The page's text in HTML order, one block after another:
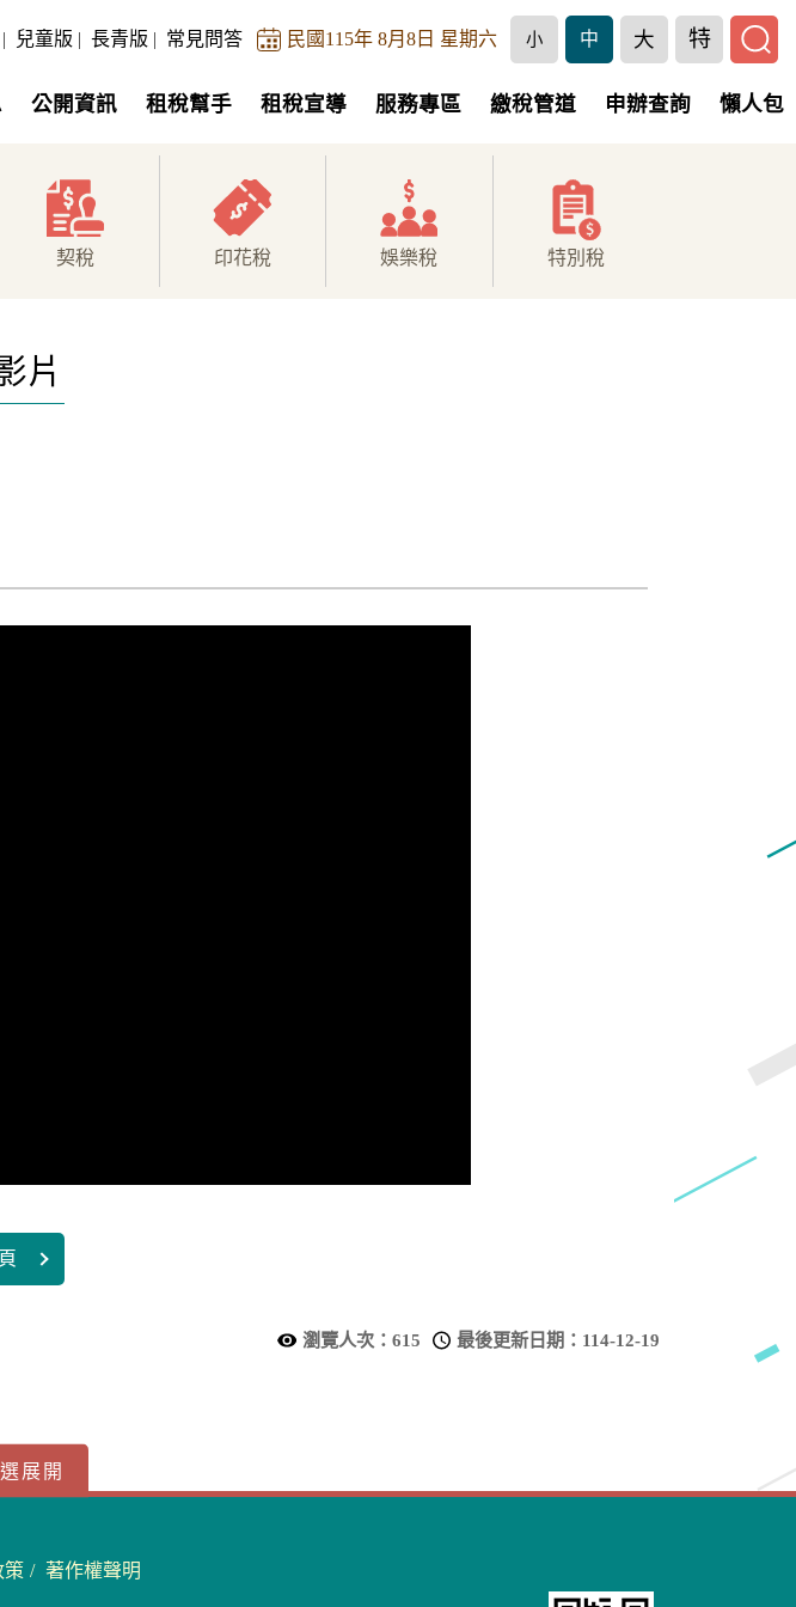
| 兒童版 | 長青版 | 常見問答 民國115年 8月8日 星期六 小 中 大 特
公開資訊 租稅幫手 租稅宣導 服務專區 繳稅管道 申辦查詢 懶人包
契稅 印花稅 娛樂稅 特別稅
片
瀏覽人次： 615 最後更新日期： 114-12-19
策 著作權聲明